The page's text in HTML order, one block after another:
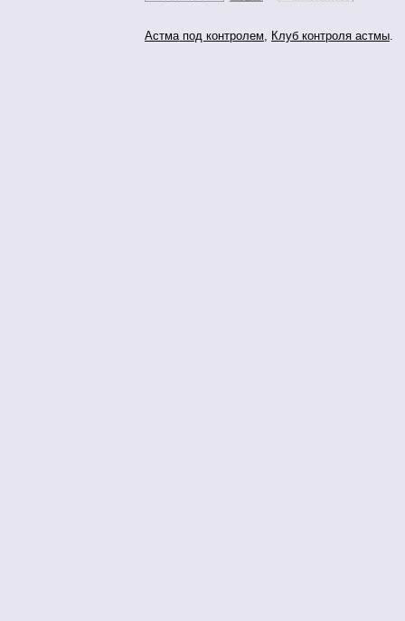
Астма под контролем, Клуб контроля астмы.